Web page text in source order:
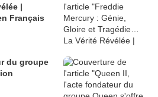
|
Français
du groupe